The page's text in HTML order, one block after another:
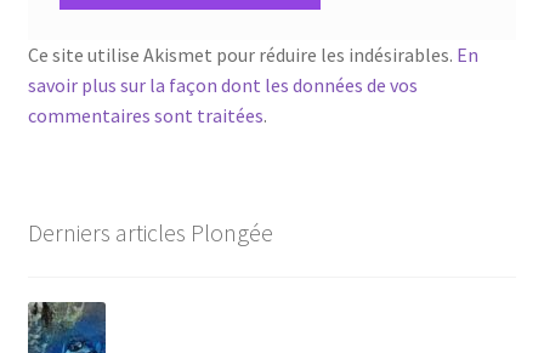
Ce site utilise Akismet pour réduire les indésirables. En
savoir plus sur la façon dont les données de vos
commentaires sont traitées.
Derniers articles Plongée